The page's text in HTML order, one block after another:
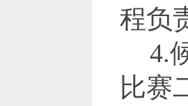
程负
4.
比赛